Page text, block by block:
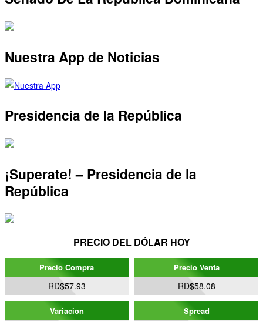
Nuestra App de Noticias
Presidencia de la República
¡Superate! – Presidencia de la
República
PRECIO DEL DÓLAR HOY
Precio Compra
RD$57.93
Precio Venta
RD$58.08
Variacion Spread